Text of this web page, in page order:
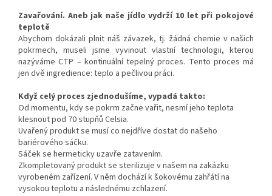
Zavařování. Aneb jak naše jídlo vydrží 10 let při pokojové
teplotě
Abychom dokázali plnit náš závazek, tj. žádná chemie v našich
pokrmech, museli jsme vyvinout vlastní technologii, kterou
nazýváme CTP – kontinuální tepelný proces. Tento proces má
jen dvě ingredience: teplo a pečlivou práci.
Když celý proces zjednodušíme, vypadá takto:
Od momentu, kdy se pokrm začne vařit, nesmí jeho teplota
klesnout pod 70 stupňů Celsia.
Uvařený produkt se musí co nejdříve dostat do našeho
bariérového sáčku.
Sáček se hermeticky uzavře zatavením.
Zkompletovaný produkt se sterilizuje v našem na zakázku
vyrobeném zařízení. V něm dochází k šokovému zahřátí na
vysokou teplotu a následnému zchlazení.